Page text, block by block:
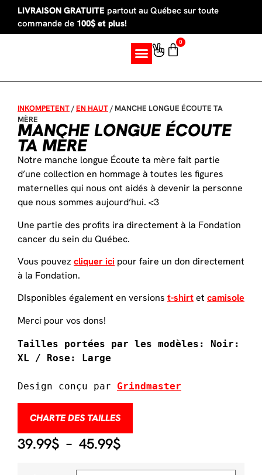
LIVRAISON GRATUITE partout au Québec sur toute
commande de 100$ et plus!
0
INKOMPETENT/EN HAUT/MANCHE LONGUE ÉCOUTE TA
MÈRE
MANCHE LONGUE ÉCOUTE
TA MÈRE
Notre manche longue Écoute ta mère fait partie
d’une collection en hommage à toutes les figures
maternelles qui nous ont aidés à devenir la personne
que nous sommes aujourd’hui. <3
Une partie des profits ira directement à la Fondation
cancer du sein du Québec.
Vous pouvez cliquer ici pour faire un don directement
à la Fondation.
DIsponibles également en versions t-shirtet camisole
Merci pour vos dons!
Tailles portées par les modèles: Noir:
Design conçu par Grindmaster
CHARTE DES TAILLES
39.99$ – 45.99$